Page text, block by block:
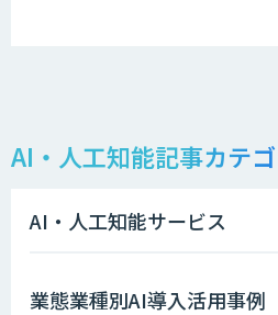
AI・人工知能記事カテ
AI・人工知能サービス
業態業種別AI導入活用事例